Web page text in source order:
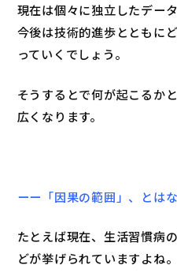
現在は個々に独立したデー
今後は技術的進歩とともに
っていくでしょう。
そうするとで何が起こるか
広くなります。
ーー「因果の範囲」、とは
たとえば現在、生活習慣病
どが挙げられていますよね。